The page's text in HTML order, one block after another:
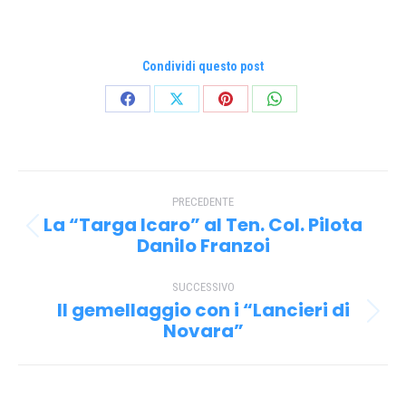
Condividi questo post
CondividiCondividiCondividiCondividi
tra PRECEDENTE
Post
precedente:
La “Targa Icaro” al Ten. Col. Pilota
Danilo Franzoi
SUCCESSIVO
Prossimo
post:
Il gemellaggio con i “Lancieri di
Novara”